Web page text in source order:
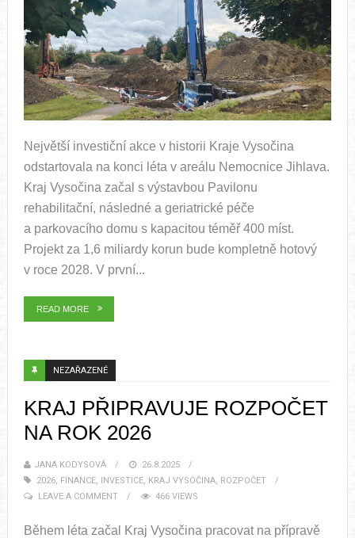
Největší investiční akce v historii Kraje Vysočina
odstartovala na konci léta v areálu Nemocnice Jihlava.
Kraj Vysočina začal s výstavbou Pavilonu
rehabilitační, následné a geriatrické péče
a parkovacího domu s kapacitou téměř 400 míst.
Projekt za 1,6 miliardy korun bude kompletně hotový
v roce 2028. V první...
READ MORE
NEZAŘAZENÉ
KRAJ PŘIPRAVUJE ROZPOČET
NA ROK 2026
JANA KODYSOVÁ
26.8.2025
2026, FINANCE, INVESTICE, KRAJ VYSOČINA, ROZPOČET
LEAVE A COMMENT
466 VIEWS
Během léta začal Kraj Vysočina pracovat na přípravě